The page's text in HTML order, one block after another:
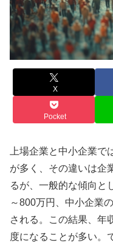
X
Pocket
上場企業と中小企業
が多く、その違いは企
るが、一般的な傾向と
～800万円、中小企業
される。この結果、年
度になることが多い。